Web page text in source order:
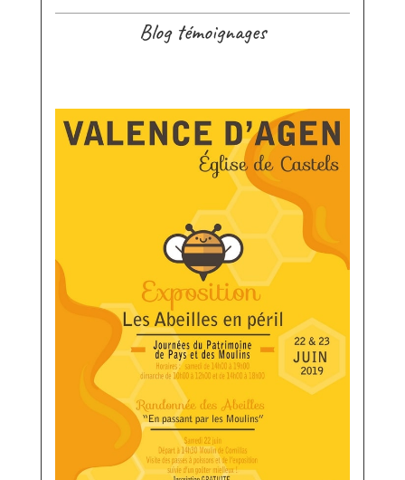
Blog témoignages